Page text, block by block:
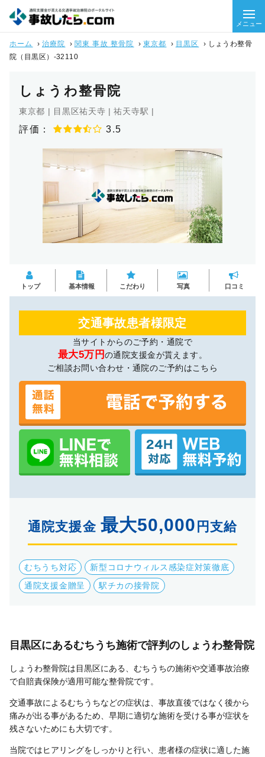
メニュー
ホーム › 治療院 › 関東 事故 整骨院 › 東京都 › 目黒区 › しょうわ整骨
院（目黒区）-32110
しょうわ整骨院
東京都 | 目黒区祐天寺 | 祐天寺駅 |
評価： 3.5
トップ 基本情報 こだわり 写真 口コミ
交通事故患者様限定
当サイトからのご予約・通院で
最大5万円の通院支援金が貰えます。
ご相談お問い合わせ・通院のご予約はこちら
通院支援金 最大50,000 円支給
むちうち対応
新型コロナウィルス感染症対策徹底
通院支援金贈呈
駅チカの接骨院
目黒区にあるむちうち施術で評判のしょうわ整骨院
しょうわ整骨院は目黒区にある、むちうちの施術や交通事故治療
で自賠責保険が適用可能な整骨院です。
交通事故によるむちうちなどの症状は、事故直後ではなく後から
痛みが出る事があるため、早期に適切な施術を受ける事が症状を
残さないためにも大切です。
当院ではヒアリングをしっかりと行い、患者様の症状に適した施